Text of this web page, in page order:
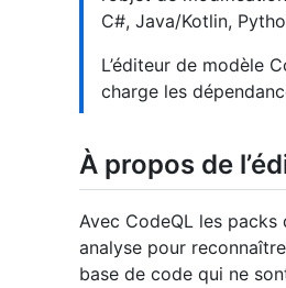
C#, Java/Kotlin,
L’éditeur de modèle
charge les
À propos de
Avec CodeQL les
analyse pour
base de code qui ne